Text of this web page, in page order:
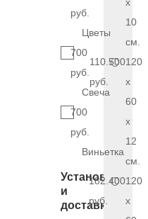
руб.
Цветы
700
руб.
Свеча
700
руб.
Виньетка
Установка
и
доставка
10
см.
110.500
руб.
120
x
60
x
12
см.
182.400
руб.
120
x